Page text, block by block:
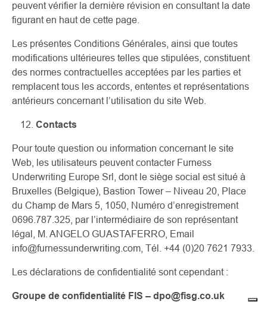
peuvent vérifier la dernière révision en consultant la date
figurant en haut de cette page.
Les présentes Conditions Générales, ainsi que toutes
modifications ultérieures telles que stipulées, constituent
des normes contractuelles acceptées par les parties et
remplacent tous les accords, ententes et représentations
antérieurs concernant l’utilisation du site Web.
Contacts
Pour toute question ou information concernant le site
Web, les utilisateurs peuvent contacter Furness
Underwriting Europe Srl, dont le siège social est situé à
Bruxelles (Belgique), Bastion Tower – Niveau 20, Place
du Champ de Mars 5, 1050, Numéro d’enregistrement
0696.787.325, par l’intermédiaire de son représentant
légal, M. ANGELO GUASTAFERRO, Email
info@furnessunderwriting.com, Tél. +44 (0)20 7621 7933.
Les déclarations de confidentialité sont cependant :
Groupe de confidentialité FIS – dpo@fisg.co.uk